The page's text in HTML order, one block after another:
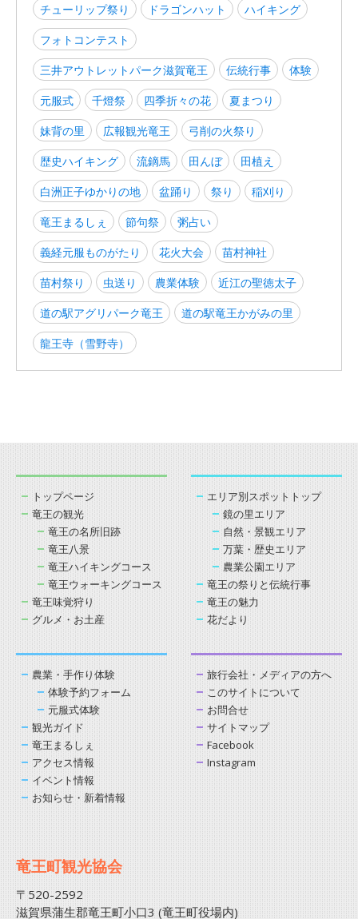
チューリップ祭り
ドラゴンハット
ハイキング
フォトコンテスト
三井アウトレットパーク滋賀竜王
伝統行事
体験
元服式
千燈祭 四季折々の花
夏まつり
妹背の里
広報観光竜王
弓削の火祭り
歴史ハイキング
流鏑馬 田んぼ
田植え
白洲正子ゆかりの地
盆踊り 祭り
稲刈り
竜王まるしぇ
節句祭
粥占い
義経元服ものがたり
花火大会
苗村神社
苗村祭り
虫送り 農業体験
近江の聖徳太子
道の駅アグリパーク竜王
道の駅竜王かがみの里
龍王寺（雪野寺）
トップページ
竜王の観光
竜王の名所旧跡
竜王八景
竜王ハイキングコース
竜王ウォーキングコース
竜王味覚狩り
グルメ・お土産
エリア別スポットトップ
鏡の里エリア
自然・景観エリア
万葉・歴史エリア
農業公園エリア
竜王の祭りと伝統行事
竜王の魅力
花だより
農業・手作り体験
体験予約フォーム
元服式体験
観光ガイド
竜王まるしぇ
アクセス情報
イベント情報
お知らせ・新着情報
旅行会社・メディアの方へ
このサイトについて
お問合せ
サイトマップ
Facebook
Instagram
竜王町観光協会
〒520-2592
滋賀県蒲生郡竜王町小口3 (竜王町役場内)